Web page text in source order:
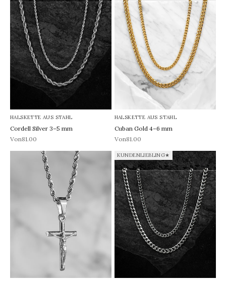
HALSKETTE AUS STAHL
Cordell Silver 3–5 mm
REA-pris
Von81.00
HALSKETTE AUS STAHL
Cuban Gold 4–6 mm
REA-pris
Von81.00
KUNDENLIEBLING★